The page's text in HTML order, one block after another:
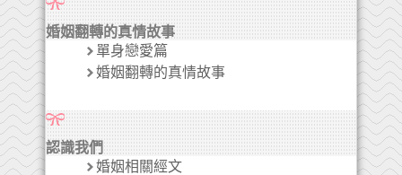
婚姻翻轉的真情故事
單身戀愛篇
婚姻翻轉的真情故事
認識我們
婚姻相關經文